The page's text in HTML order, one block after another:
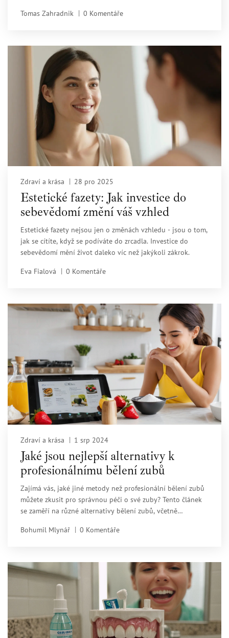
Tomas Zahradnik 0 Komentáře
Zdraví a krása 28 pro 2025
Estetické fazety: Jak investice do
sebevědomí změní váš vzhled
Estetické fazety nejsou jen o změnách vzhledu - jsou o tom,
jak se cítíte, když se podíváte do zrcadla. Investice do
sebevědomí mění život daleko víc než jakýkoli zákrok.
Eva Fialová 0 Komentáře
Zdraví a krása 1 srp 2024
Jaké jsou nejlepší alternativy k
profesionálnímu bělení zubů
Zajímá vás, jaké jiné metody než profesionální bělení zubů
můžete zkusit pro správnou péči o své zuby? Tento článek
se zaměří na různé alternativy bělení zubů, včetně
každému. Podíváme se na výhody a nevýhody jednotlivých
Bohumil Mlynář 0 Komentáře